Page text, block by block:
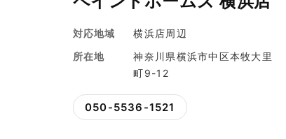
対応地域
横浜店周辺
所在地
神奈川県横浜市中区本牧大里
町9-12
050-5536-1521